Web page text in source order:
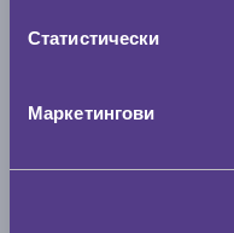
Статистически
Маркетингови